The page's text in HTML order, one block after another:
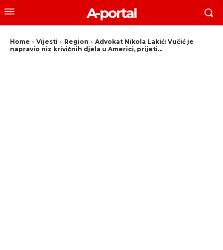
A-portal
Home Vijesti Region
Advokat Nikola Lakić: Vučić je
napravio niz krivičnih djela u Americi, prijeti...